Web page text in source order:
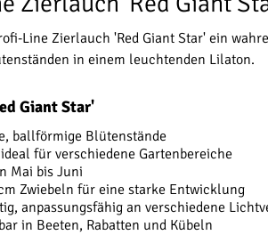
Line Zierlauch 'Red Giant Star' ein
in einem leuchtenden Lilaton.
Giant Star'
ballförmige Blütenstände
für verschiedene Gartenbereiche
Mai bis Juni
Zwiebeln für eine starke Entwicklung
anpassungsfähig an verschiedene
in Beeten, Rabatten und Kübeln